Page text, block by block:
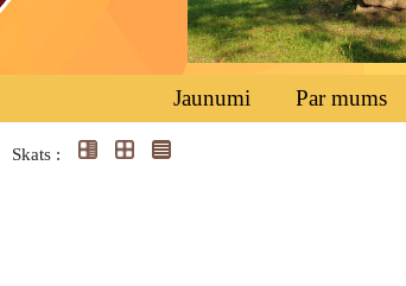
Jaunumi Par mums
Skats :